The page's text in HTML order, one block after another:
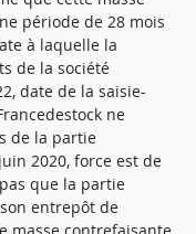
période de 28 mois
à laquelle la
de la société
date de la saisie-
ne
de la partie
2020, force est de
que la partie
entrepôt de